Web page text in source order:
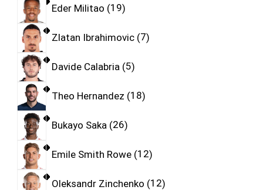
Eder Militao 19
Zlatan Ibrahimovic 7
Davide Calabria 5
Theo Hernandez 18
Bukayo Saka 26
Emile Smith Rowe 12
Oleksandr Zinchenko 12